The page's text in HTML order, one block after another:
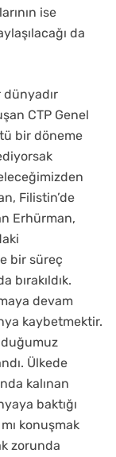
ise
da
CTP Genel
bir döneme
Filistin’de
Erhürman,
bir süreç
bırakıldık.
devam
kaybetmektir.
Ülkede
kalınan
baktığı
konuşmak
zorunda